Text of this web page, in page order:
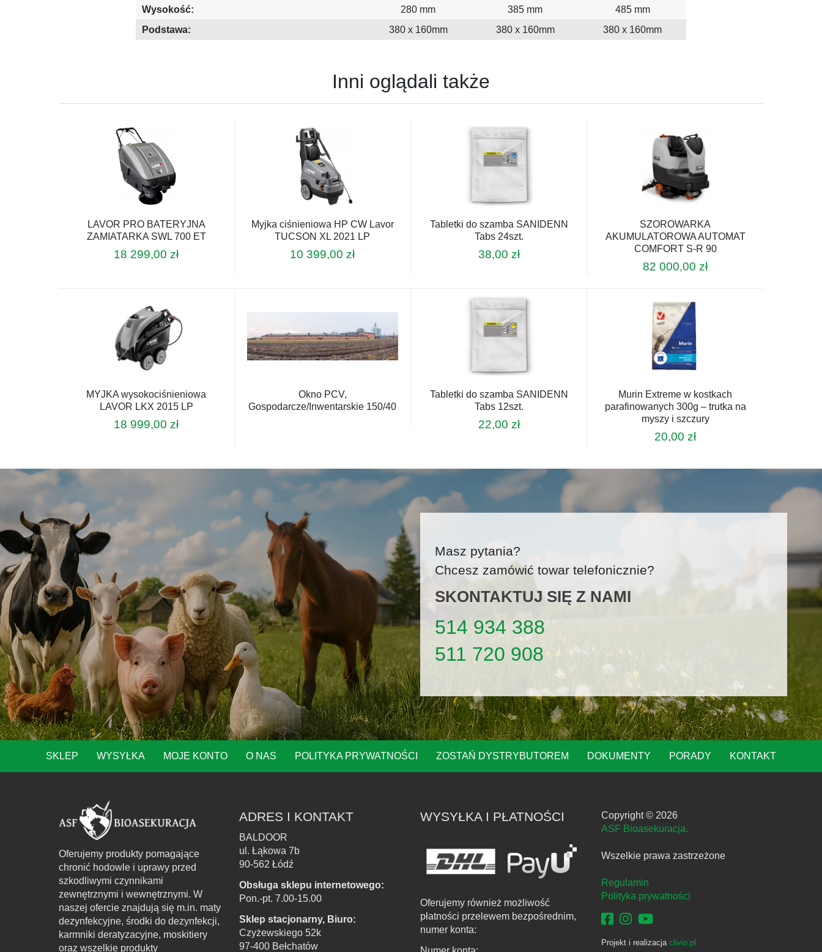
Wysokość:
280 mm 385 mm
485 mm
Podstawa:
380 x 160mm 380 x 160mm 380 x 160mm
Inni oglądali także
LAVOR PRO BATERYJNA
ZAMIATARKA SWL 700 ET
18 299,00zł
Myjka ciśnieniowa HP CW Lavor
TUCSON XL 2021 LP
10 399,00zł
Tabletki do szamba SANIDENN
Tabs 24szt.
38,00 zł
SZOROWARKA
AKUMULATOROWA AUTOMAT
COMFORT S-R 90
82 000,00zł
MYJKA wysokociśnieniowa
LAVOR LKX 2015 LP
18 999,00zł
Okno PCV,
Gospodarcze/Inwentarskie 150/40
Tabletki do szamba SANIDENN
Tabs 12szt.
22,00 zł
Murin Extreme w kostkach
parafinowanych 300g – trutka na
myszy i szczury
20,00zł
Masz pytania?
Chcesz zamówić towar telefonicznie?
SKONTAKTUJ SIĘ Z NAMI
514 934 388
511 720 908
SKLEP WYSYŁKA MOJE KONTO O NAS POLITYKA PRYWATNOŚCI ZOSTAŃ DYSTRYBUTOREM DOKUMENTY PORADY KONTAKT
Oferujemy produkty pomagające
chronić hodowle i uprawy przed
szkodliwymi czynnikami
zewnętrznymi i wewnętrznymi. W
naszej ofercie znajdują się m.in. maty
dezynfekcyjne, środki do dezynfekcji,
karmniki deratyzacyjne, moskitiery
oraz wszelkie produkty
ADRES I KONTAKT
BALDOOR
ul. Łąkowa 7b
90-562 Łódź
Obsługa sklepu internetowego:
Pon.-pt. 7.00-15.00
Sklep stacjonarny, Biuro:
Czyżewskiego 52k
97-400 Bełchatów
WYSYŁKA I PŁATNOŚCI
Oferujemy również możliwość
płatności przelewem bezpośrednim,
numer konta:
Copyright © 2026
ASF Bioasekuracja.
Wszelkie prawa zastrzeżone
Regulamin
Polityka prywatności
Projekt i realizacja clivio.pl